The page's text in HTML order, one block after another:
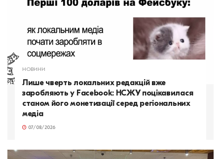
НОВИНИ
Лише чверть локальних редакцій вже
заробляють у Facebook: НСЖУ поцікавилася
станом його монетизації серед регіональних
медіа
07/08/2026